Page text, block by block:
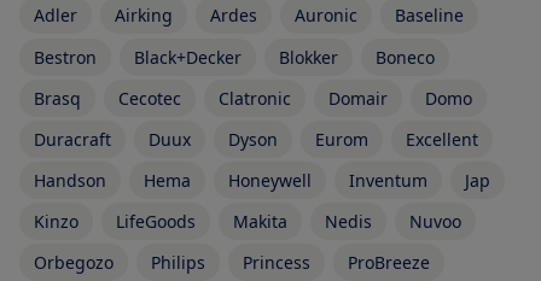
Adler Airking Ardes Auronic
Baseline
Bestron
Black+Decker Blokker
Boneco
Brasq
Cecotec Clatronic Domair
Domo
Duracraft
Duux Dyson Eurom
Excellent
Handson
Hema Honeywell Inventum
Jap
Kinzo
LifeGoods Makita Nedis
Nuvoo
Orbegozo
Philips Princess
ProBreeze